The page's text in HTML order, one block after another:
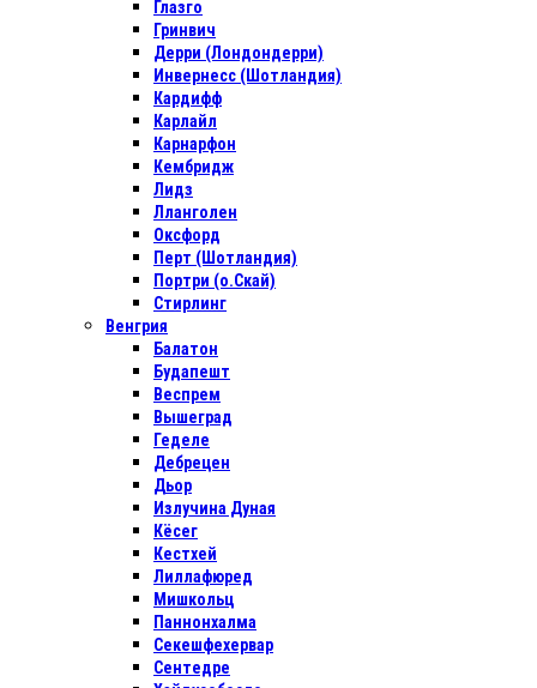
Глазго
Гринвич
Дерри (Лондондерри)
Инвернесс (Шотландия)
Кардифф
Карлайл
Карнарфон
Кембридж
Лидз
Лланголен
Оксфорд
Перт (Шотландия)
Портри (о.Скай)
Стирлинг
Венгрия
Балатон
Будапешт
Веспрем
Вышеград
Геделе
Дебрецен
Дьор
Излучина Дуная
Кёсег
Кестхей
Лиллафюред
Мишкольц
Паннонхалма
Секешфехервар
Сентедре